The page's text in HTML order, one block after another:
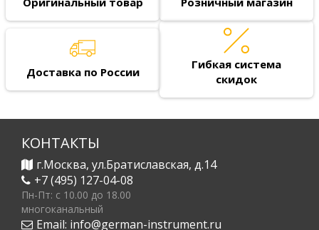
Доставка по России
Гибкая система
скидок
КОНТАКТЫ
г.Москва, ул.Братиславская, д.14
+7 (495) 127-04-08
Пн-Пт: c 10.00 до 18.00
многоканальный
Email: info@german-instrument.ru